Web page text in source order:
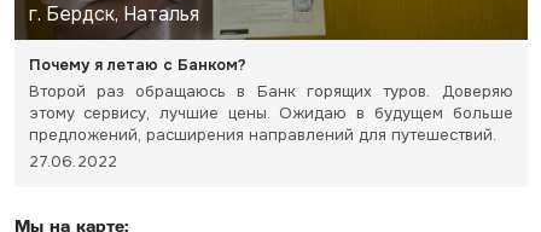
г. Бердск, Наталья
Почему я летаю с Банком?
Второй раз обращаюсь в Банк горящих туров. Доверяю
этому сервису, лучшие цены. Ожидаю в будущем больше
предложений, расширения направлений для путешествий.
27.06.2022
Мы на карте: